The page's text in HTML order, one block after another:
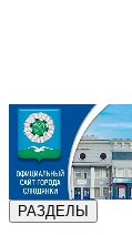
РАЗДЕЛЫ